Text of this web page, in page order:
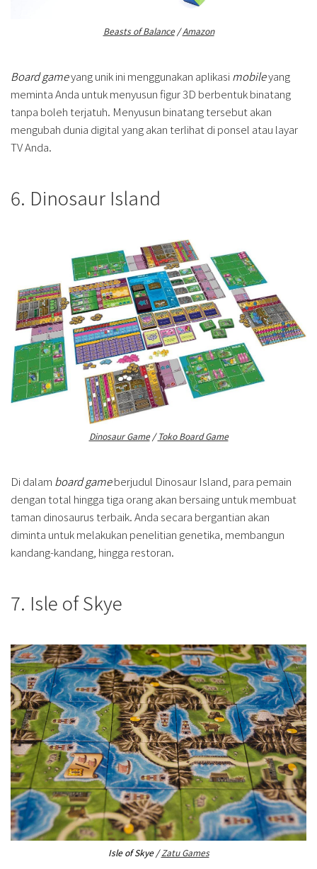
Beasts of Balance/Amazon
Board gameyang unik ini menggunakan aplikasi mobileyang
meminta Anda untuk menyusun figur 3D berbentuk binatang
tanpa boleh terjatuh. Menyusun binatang tersebut akan
mengubah dunia digital yang akan terlihat di ponsel atau layar
TV Anda.
6. Dinosaur Island
Dinosaur Game/Toko Board Game
Di dalam board gameberjudul Dinosaur Island, para pemain
dengan total hingga tiga orang akan bersaing untuk membuat
taman dinosaurus terbaik. Anda secara bergantian akan
diminta untuk melakukan penelitian genetika, membangun
kandang-kandang, hingga restoran.
7. Isle of Skye
Isle of Skye /Zatu Games